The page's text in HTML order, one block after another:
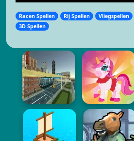
Racen Spellen Rij Spellen Vliegspellen
3D Spellen